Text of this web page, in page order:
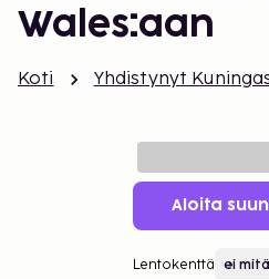
Wales:aan
Koti Yhdistynyt
Aloita
Lentokenttä